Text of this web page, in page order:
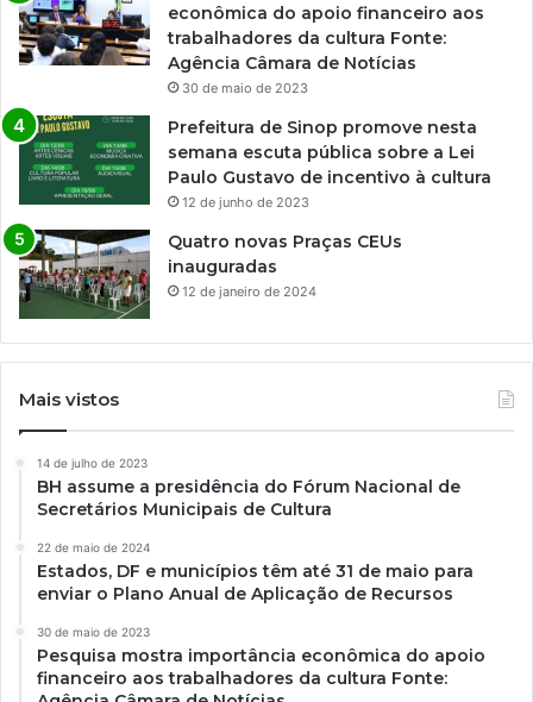
econômica do apoio financeiro aos
trabalhadores da cultura Fonte:
Agência Câmara de Notícias
30 de maio de 2023
Prefeitura de Sinop promove nesta
semana escuta pública sobre a Lei
Paulo Gustavo de incentivo à cultura
12 de junho de 2023
Quatro novas Praças CEUs
inauguradas
12 de janeiro de 2024
Mais vistos
14 de julho de 2023
BH assume a presidência do Fórum Nacional de
Secretários Municipais de Cultura
22 de maio de 2024
Estados, DF e municípios têm até 31 de maio para
enviar o Plano Anual de Aplicação de Recursos
30 de maio de 2023
Pesquisa mostra importância econômica do apoio
financeiro aos trabalhadores da cultura Fonte: